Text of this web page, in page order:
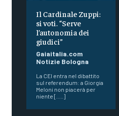
Il Cardinale Zuppi:
si voti. “Serve
l’autonomia dei
giudici”
Gaiaitalia.com
Notizie Bologna
La CEI entra nel dibattito
sul referendum: a Giorgia
Meloni non piacerà per
niente [.....]